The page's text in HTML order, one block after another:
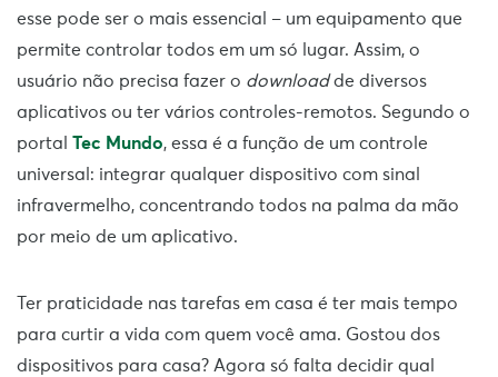
esse pode ser o mais essencial – um equipamento que
permite controlar todos em um só lugar. Assim, o
usuário não precisa fazer o downloadde diversos
aplicativos ou ter vários controles-remotos. Segundo o
portal Tec Mundo, essa é a função de um controle
universal: integrar qualquer dispositivo com sinal
infravermelho, concentrando todos na palma da mão
por meio de um aplicativo.
Ter praticidade nas tarefas em casa é ter mais tempo
para curtir a vida com quem você ama. Gostou dos
dispositivos para casa? Agora só falta decidir qual